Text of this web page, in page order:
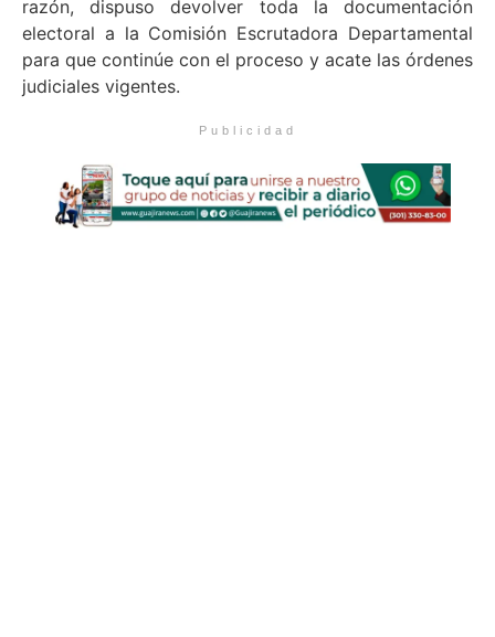
razón, dispuso devolver toda la documentación
electoral a la Comisión Escrutadora Departamental
para que continúe con el proceso y acate las órdenes
judiciales vigentes.
Publicidad